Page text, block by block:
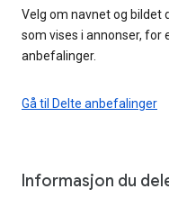
Velg om navnet og bildet
som vises i annonser, for
anbefalinger.
Gå til Delte anbefalinger
Informasjon du